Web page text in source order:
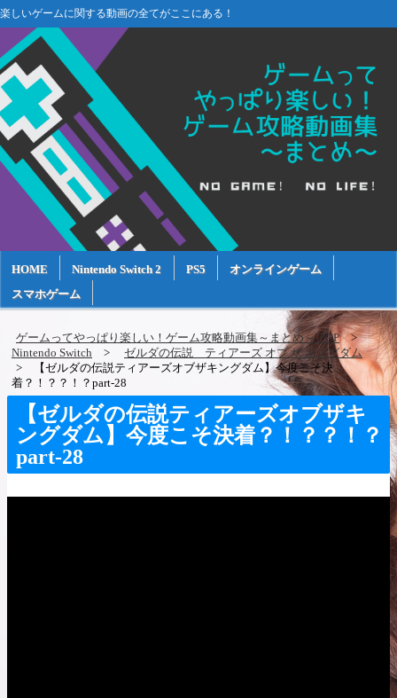
楽しいゲームに関する動画の全てがここにある！
HOME Nintendo Switch 2 PS5
オンラインゲーム
スマホゲーム
ゲームってやっぱり楽しい！ゲーム攻略動画集～まとめ～ TOP
Nintendo Switch
ゼルダの伝説 ティアーズ オブ ザ キングダム
【ゼルダの伝説ティアーズオブザキングダム】今度こそ決
着？！？？！？part-28
【ゼルダの伝説ティアーズオブザキ
ングダム】今度こそ決着？！？？！？
part-28